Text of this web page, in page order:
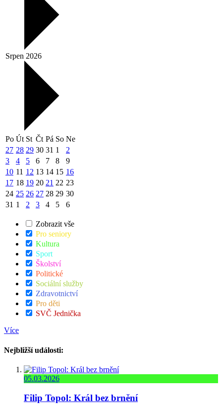
Srpen 2026
Po Út St Čt Pá So Ne
27 28 29 30 31 1
2
3
4 5 6 7 8
9
10 11 12 13 14 15 16
17 18 19 20 21 22 23
24 25 26 27 28 29 30
31 1 2 3 4 5 6
Zobrazit vše
Pro seniory
Kultura
Sport
Školství
Politické
Sociální služby
Zdravotnictví
Pro děti
SVČ Jednička
Více
Nejbližší události:
05.03.2026
Filip Topol: Král bez brnění